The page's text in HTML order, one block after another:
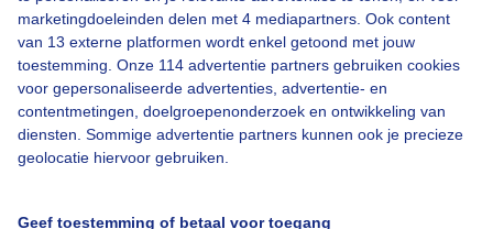
marketingdoeleinden delen met 4 mediapartners. Ook content
van 13 externe platformen wordt enkel getoond met jouw
toestemming. Onze 114 advertentie partners gebruiken cookies
voor gepersonaliseerde advertenties, advertentie- en
contentmetingen, doelgroepenonderzoek en ontwikkeling van
diensten. Sommige advertentie partners kunnen ook je precieze
geolocatie hiervoor gebruiken.
Geef toestemming of betaal voor toegang
Over Buienradar
Bedrijfsgegevens